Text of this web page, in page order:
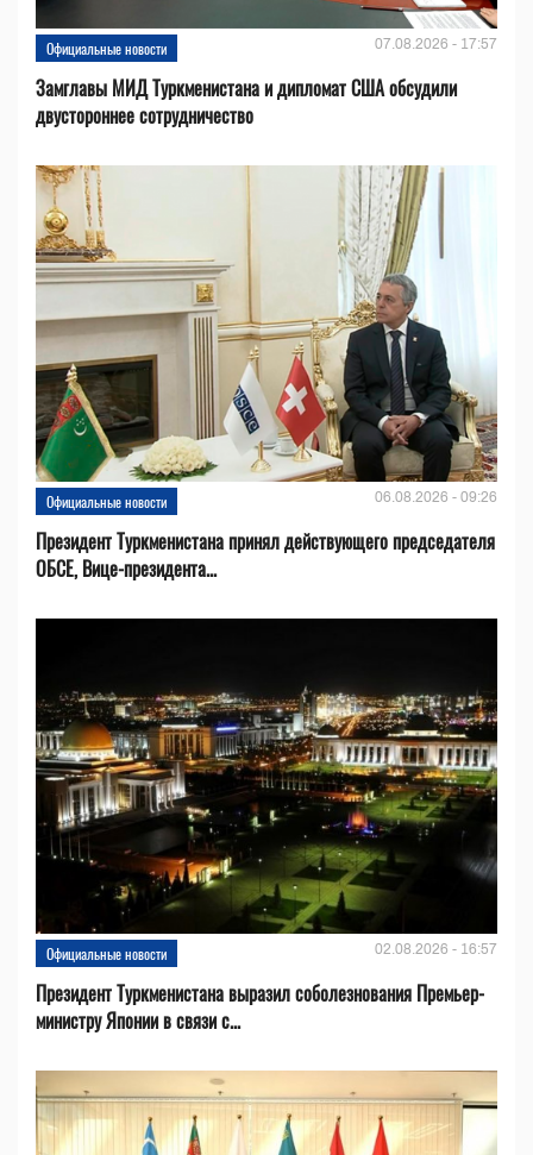
Официальные новости 07.08.2026 - 17:57
Замглавы МИД Туркменистана и дипломат США обсудили
двустороннее сотрудничество
Официальные новости 06.08.2026 - 09:26
Президент Туркменистана принял действующего председателя
ОБСЕ, Вице-президента...
Официальные новости 02.08.2026 - 16:57
Президент Туркменистана выразил соболезнования Премьер-
министру Японии в связи с...